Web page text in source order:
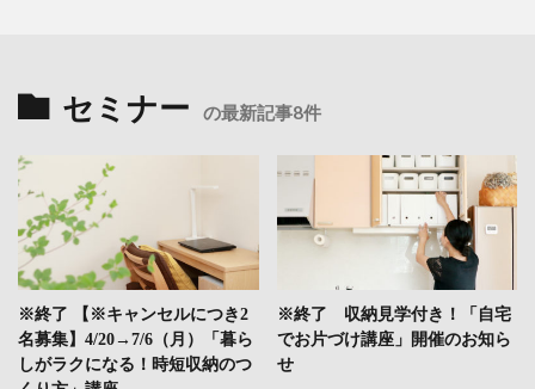
セミナー の最新記事8件
※終了 【※キャンセルにつき2
名募集】4/20→7/6（月）「暮ら
しがラクになる！時短収納のつ
※終了 収納見学付き！「自宅
でお片づけ講座」開催のお知ら
せ